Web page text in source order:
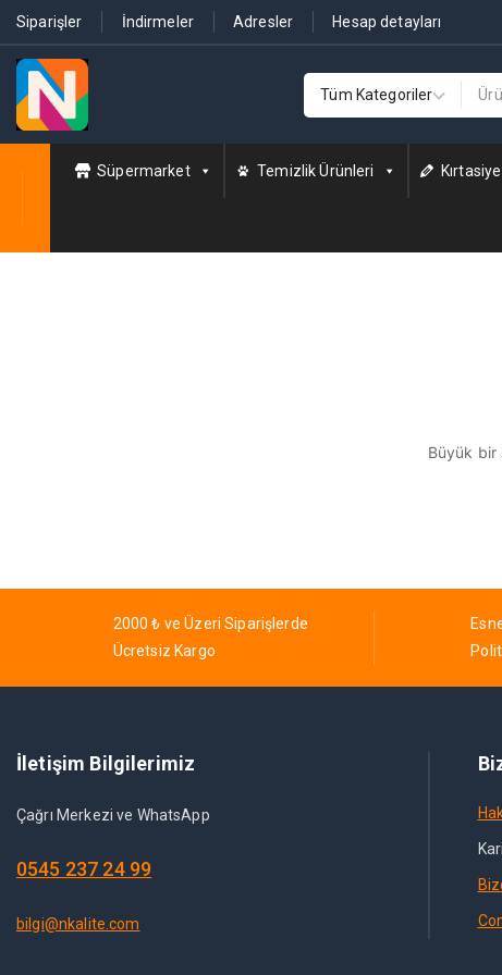
Siparişler İndirmeler Adresler Hesap detayları
Süpermarket Temizlik Ürünleri
Büyük bir
2000 ₺ ve Üzeri Siparişlerde
Ücretsiz Kargo
İletişim Bilgilerimiz
Çağrı Merkezi ve WhatsApp
0545 237 24 99
bilgi@nkalite.com